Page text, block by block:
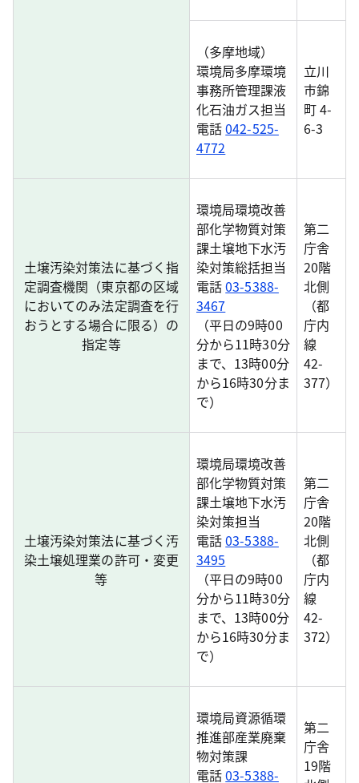
（多摩地域）
環境局多摩環境
事務所管理課液
化石油ガス担当
電話042-525-
4772
立川
市錦
町 4-
6-3
土壌汚染対策法に基づく指
定調査機関（東京都の区域
においてのみ法定調査を行
おうとする場合に限る）の
指定等
環境局環境改善
部化学物質対策
課土壌地下水汚
染対策総括担当
電話03-5388-
3467
（平日の9時00
分から11時30分
まで、13時00分
から16時30分ま
で）
第二
庁舎
20階
北側
（都
庁内
線
42-
377）
土壌汚染対策法に基づく汚
染土壌処理業の許可・変更
等
環境局環境改善
部化学物質対策
課土壌地下水汚
染対策担当
電話03-5388-
3495
（平日の9時00
分から11時30分
まで、13時00分
から16時30分ま
で）
第二
庁舎
20階
北側
（都
庁内
線
42-
372）
環境局資源循環
推進部産業廃棄
物対策課
電話03-5388-
第二
庁舎
19階